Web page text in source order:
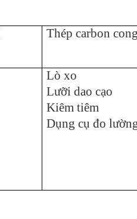
Thép carbon
Lò xo
Lưỡi dao cạo
Kiêm tiêm
Dụng cụ đo